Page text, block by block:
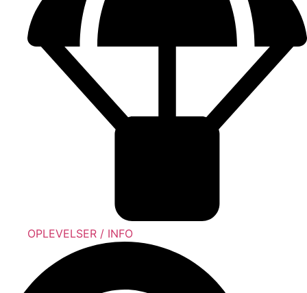
OPLEVELSER / INFO